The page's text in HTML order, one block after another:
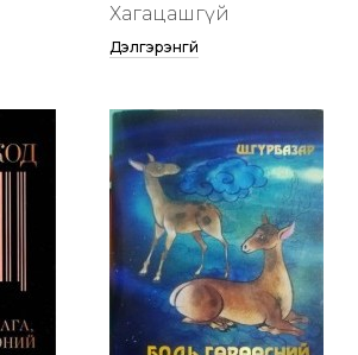
Хагацашгүй
Дэлгэрэнгүй